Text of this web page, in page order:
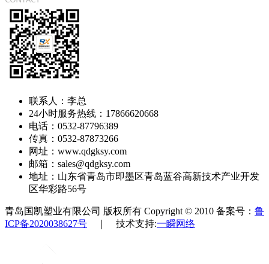
联系人：李总
24小时服务热线：17866620668
电话：0532-87796389
传真：0532-87873266
网址：www.qdgksy.com
邮箱：sales@qdgksy.com
地址：山东省青岛市即墨区青岛蓝谷高新技术产业开发
区华彩路56号
青岛国凯塑业有限公司 版权所有 Copyright © 2010 备案号： 鲁
ICP备2020038627号 ｜ 技术支持:一瞬网络